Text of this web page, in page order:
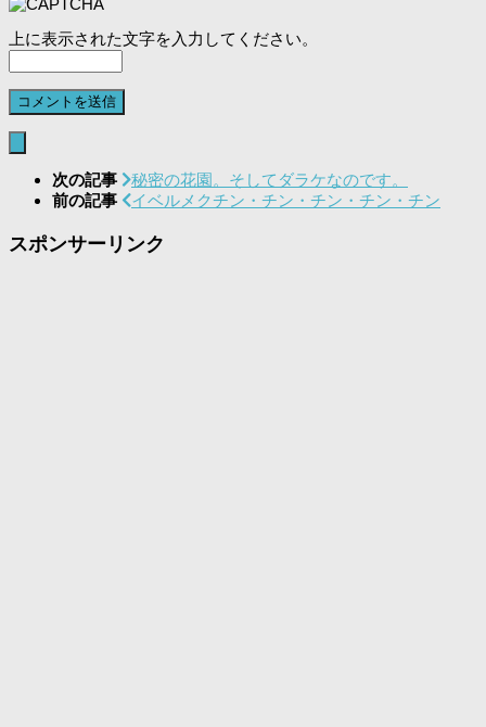
上に表示された文字を入力してください。
次の記事
秘密の花園。そしてダラケなのです。
前の記事
イベルメクチン・チン・チン・チン・チン
スポンサーリンク